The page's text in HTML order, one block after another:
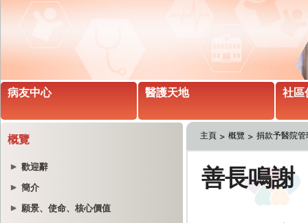
病友中心 醫護天地 社區
概覽
歡迎辭
簡介
願景、使命、核心價值
主頁 概覽 捐款予醫院管